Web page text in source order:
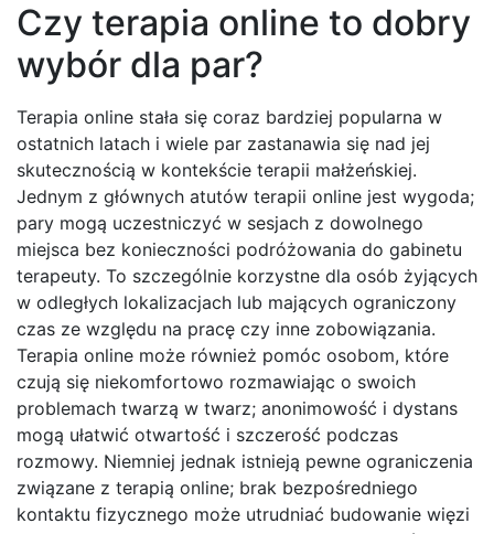
Czy terapia online to dobry
wybór dla par?
Terapia online stała się coraz bardziej popularna w
ostatnich latach i wiele par zastanawia się nad jej
skutecznością w kontekście terapii małżeńskiej.
Jednym z głównych atutów terapii online jest wygoda;
pary mogą uczestniczyć w sesjach z dowolnego
miejsca bez konieczności podróżowania do gabinetu
terapeuty. To szczególnie korzystne dla osób żyjących
w odległych lokalizacjach lub mających ograniczony
czas ze względu na pracę czy inne zobowiązania.
Terapia online może również pomóc osobom, które
czują się niekomfortowo rozmawiając o swoich
problemach twarzą w twarz; anonimowość i dystans
mogą ułatwić otwartość i szczerość podczas
rozmowy. Niemniej jednak istnieją pewne ograniczenia
związane z terapią online; brak bezpośredniego
kontaktu fizycznego może utrudniać budowanie więzi